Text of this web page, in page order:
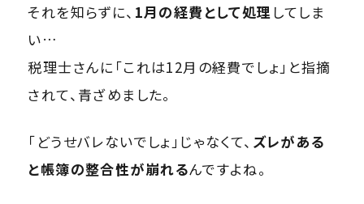
それを知らずに、 1月の経費として処理 してしま
い…
税理士さんに「これは12月の経費でしょ」と指摘
されて、青ざめました。
「どうせバレないでしょ」じゃなくて、 ズレがある
と帳簿の整合性が崩れるんですよね。